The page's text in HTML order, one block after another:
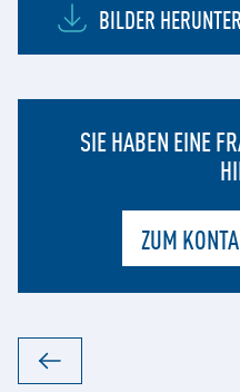
BILDER
SIE HABEN EINE
ZUM